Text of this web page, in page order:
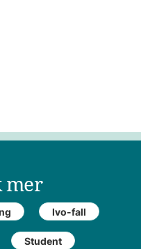
mer
Ivo-fall
Student